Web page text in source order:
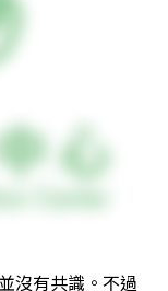
沒有共識。不過